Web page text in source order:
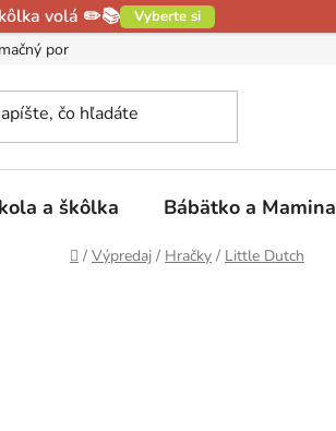
volá ✏️📚 Vyberte si
poriadok
a škôlka Bábätko a Mamina
Domov
/ Výpredaj / Hračky / Little Dutch